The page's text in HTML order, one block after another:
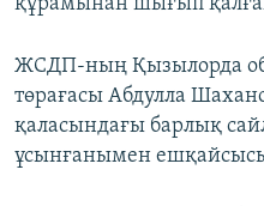
құрамынан шығып
ЖСДП-ның Қызылорда
төрағасы Абдулла
қаласындағы барлық
ұсынғанымен